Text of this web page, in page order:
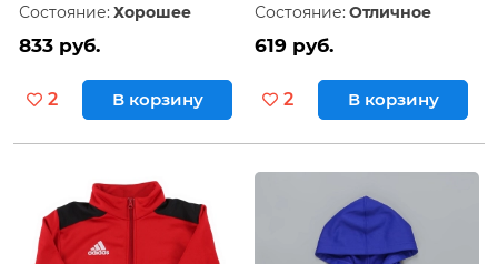
Состояние: Хорошее
833 руб.
2 В корзину
Состояние: Отличное
619 руб.
2 В корзину